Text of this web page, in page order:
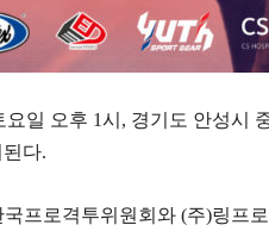
요일 오후 1시, 경기도 안성시
된다.
프로격투위원회와 (주)링프